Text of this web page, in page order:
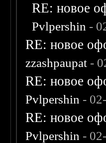
RE: новое
Pvlpershin -
RE: новое
zzashpaupat -
RE: новое
Pvlpershin -
RE: новое
Pvlpershin -